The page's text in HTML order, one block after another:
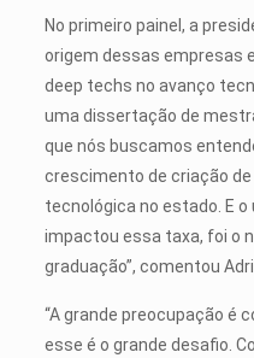
No primeiro painel, a
origem dessas empresas
deep techs no avanço
uma dissertação de
que nós buscamos
crescimento de criação
tecnológica no estado. E
impactou essa taxa, foi o
graduação”, comentou
“A grande preocupação é
esse é o grande desafio.